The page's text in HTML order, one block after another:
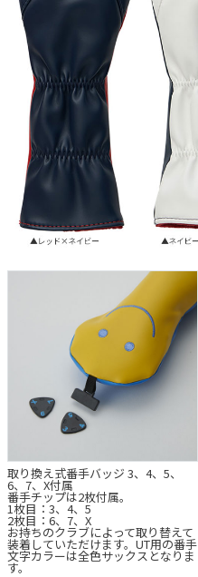
取り換え式番手バッジ 3、4、5、
6、7、X付属
番手チップは2枚付属。
1枚目：3、4、5
2枚目：6、7、X
お持ちのクラブによって取り替えて
装着していただけます。UT用の番手
文字カラーは全色サックスとなりま
す。